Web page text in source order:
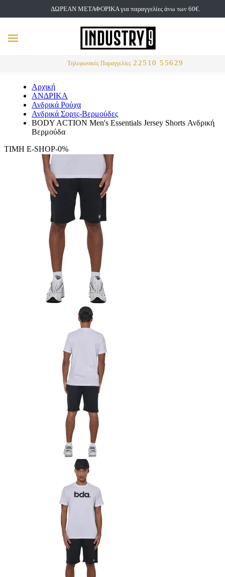
ΔΩΡΕΑΝ ΜΕΤΑΦΟΡΙΚΑ για παραγγελίες άνω των 60€.
Τηλεφωνικές Παραγγελίες 22510 55629
MENU
Αρχική
ΑΝΔΡΙΚΑ
Ανδρικά Ρούχα
Ανδρικά Σορτς-Βερμούδες
BODY ACTION Men's Essentials Jersey Shorts Ανδρική
Βερμούδα
ΤΙΜΗ E-SHOP-0%